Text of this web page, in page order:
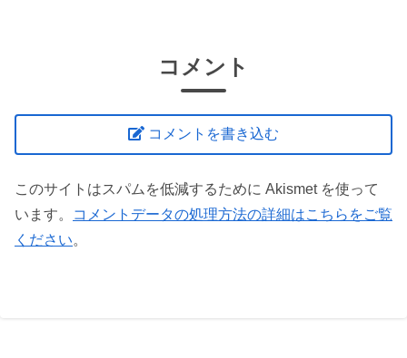
コメント
コメントを書き込む
このサイトはスパムを低減するために Akismet を使って
います。
コメントデータの処理方法の詳細はこちらをご覧
ください。